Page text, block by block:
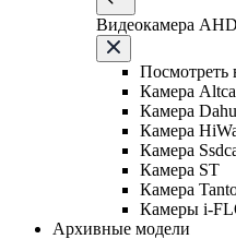
Видеокамера
Посмотреть
Камера
Камера
Камера
Камера
Камера ST
Камера
Камеры i-
Архивные модели